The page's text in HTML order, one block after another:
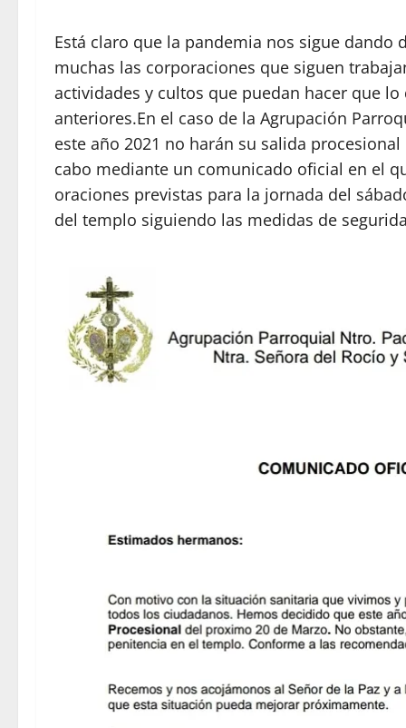
Está claro que la pandemia nos sigue
muchas las corporaciones que siguen
actividades y cultos que puedan hacer que
anteriores.En el caso de la Agrupación
este año 2021 no harán su salida
cabo mediante un comunicado oficial en el
oraciones previstas para la jornada del
del templo siguiendo las medidas de